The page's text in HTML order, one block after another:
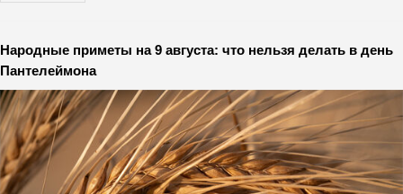
Народные приметы на 9 августа: что нельзя делать в день
Пантелеймона